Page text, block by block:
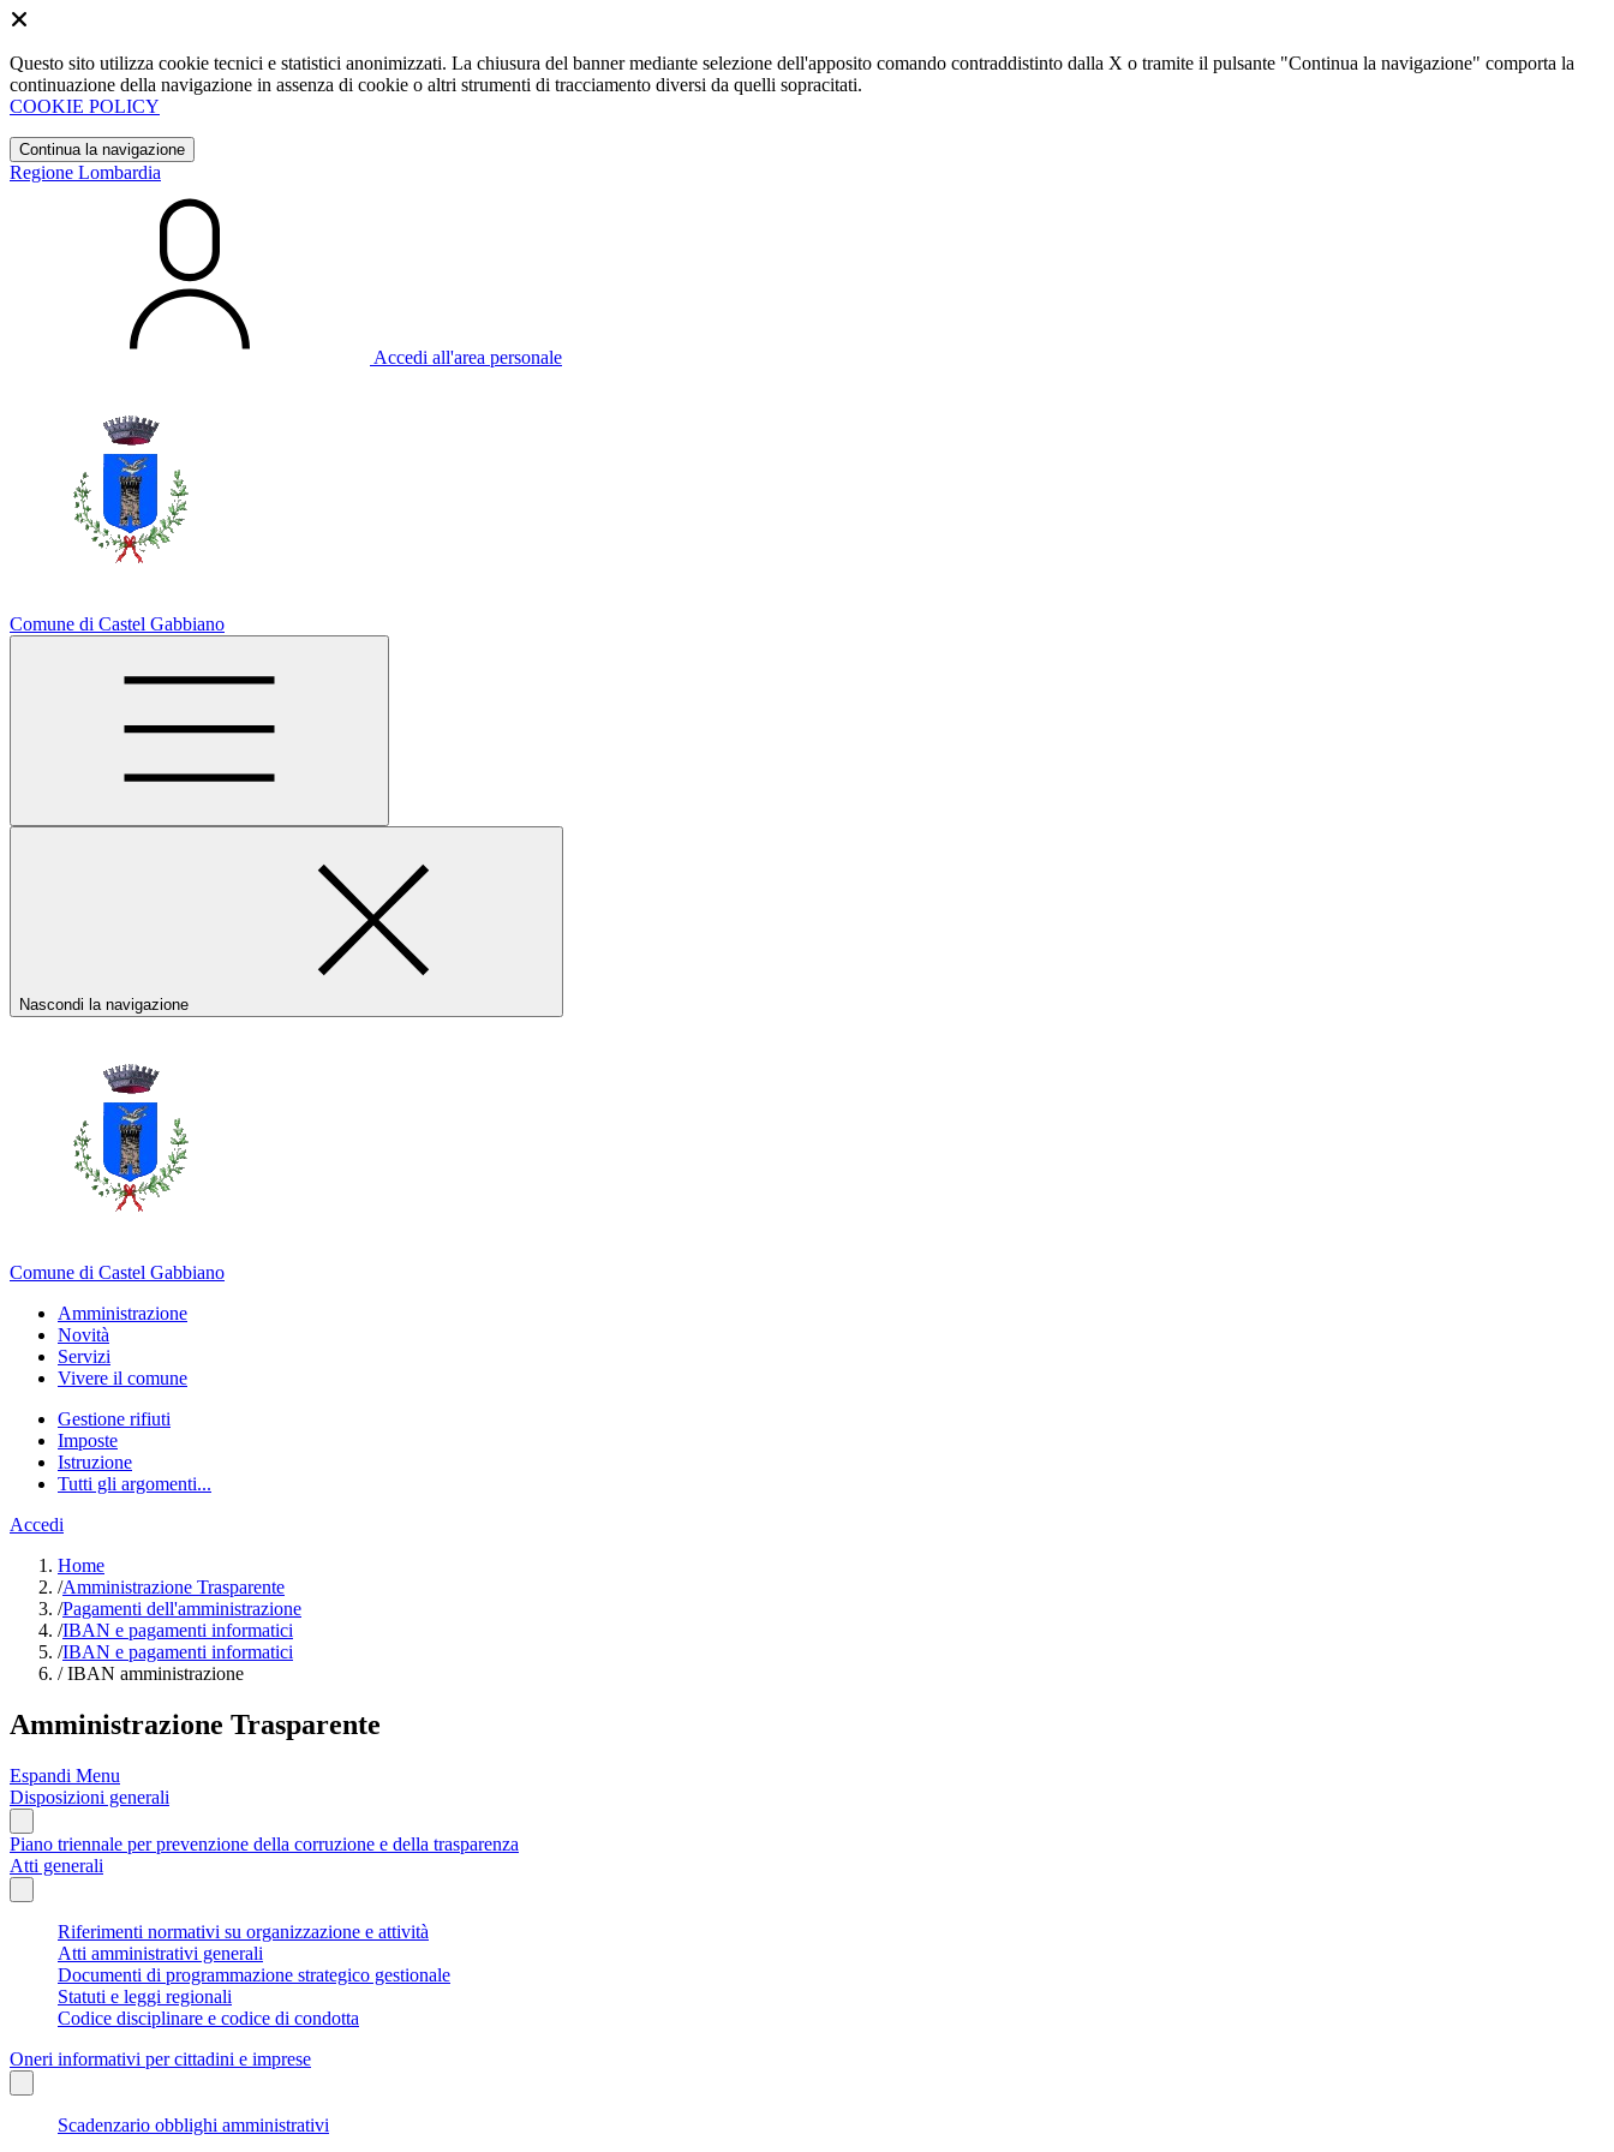
Questo sito utilizza cookie tecnici e statistici anonimizzati. La chiusura del banner mediante selezione dell'apposito comando contraddistinto dalla X o tramite il pulsante "Continua la navigazione" comporta la
continuazione della navigazione in assenza di cookie o altri strumenti di tracciamento diversi da quelli sopracitati.
COOKIE POLICY
Continua la navigazione
Regione Lombardia
Accedi all'area personale
Comune di Castel Gabbiano
Nascondi la navigazione
Comune di Castel Gabbiano
Amministrazione
Novità
Servizi
Vivere il comune
Gestione rifiuti
Imposte
Istruzione
Tutti gli argomenti...
Accedi
Home
/Amministrazione Trasparente
/Pagamenti dell'amministrazione
/IBAN e pagamenti informatici
/IBAN e pagamenti informatici
/IBAN amministrazione
Amministrazione Trasparente
Espandi Menu
Disposizioni generali
Piano triennale per prevenzione della corruzione e della trasparenza
Atti generali
Riferimenti normativi su organizzazione e attività
Atti amministrativi generali
Documenti di programmazione strategico gestionale
Statuti e leggi regionali
Codice disciplinare e codice di condotta
Oneri informativi per cittadini e imprese
Scadenzario obblighi amministrativi